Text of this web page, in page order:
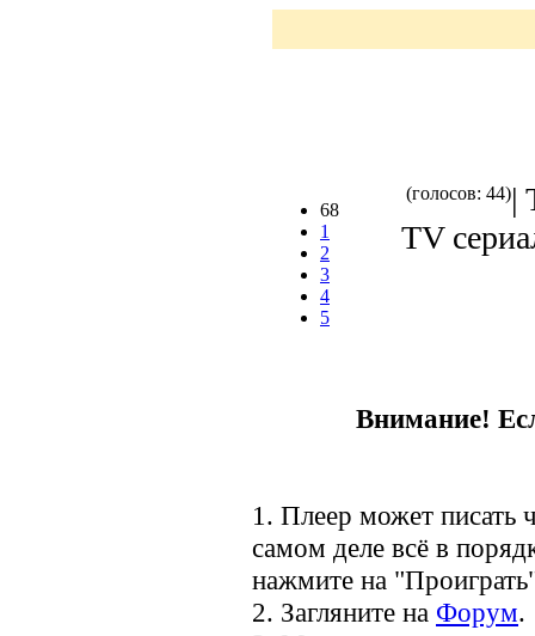
68
1
2
3
4
5
(голосов: 44)|
TV
Внимание!
1. Плеер может писать
самом деле всё в
нажмите на
2. Загляните на Форум.